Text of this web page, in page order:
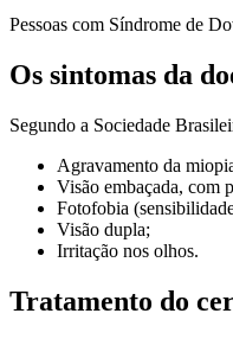
Pessoas com Síndrome de
Os sintomas da
Segundo a Sociedade
Agravamento da
Visão embaçada, com
Fotofobia
Visão dupla;
Irritação nos olhos.
Tratamento do